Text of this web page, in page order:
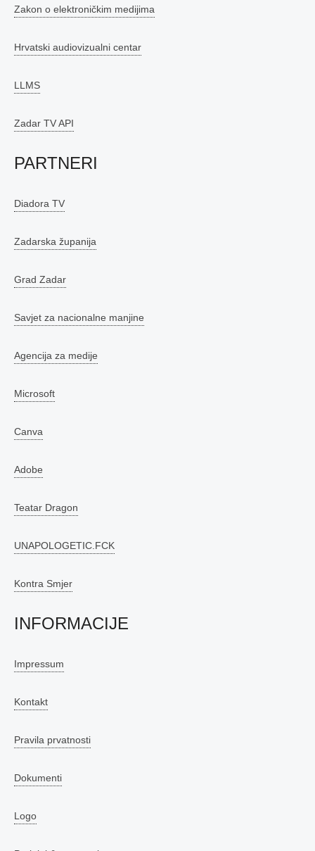
Zakon o elektroničkim medijima
Hrvatski audiovizualni centar
LLMS
Zadar TV API
PARTNERI
Diadora TV
Zadarska županija
Grad Zadar
Savjet za nacionalne manjine
Agencija za medije
Microsoft
Canva
Adobe
Teatar Dragon
UNAPOLOGETIC.FCK
Kontra Smjer
INFORMACIJE
Impressum
Kontakt
Pravila prvatnosti
Dokumenti
Logo